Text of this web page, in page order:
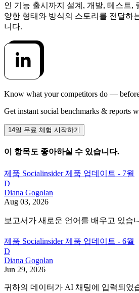
인 기능 출시까지 설계, 개발, 테스트,
양한 형태와 방식의 스토리를 전달하
니다.
Know what your competitors do —
Get instant social benchmarks & reports
14일 무료 체험 시작하기
이 항목도 좋아하실 수 있습니다.
제품 Socialinsider 제품 업데이트 - 7월
D
Diana Gogolan
Aug 03, 2026
보고서가 새로운 언어를 배우고 있습
제품 Socialinsider 제품 업데이트 - 6월
D
Diana Gogolan
Jun 29, 2026
귀하의 데이터가 AI 채팅에 입력되었